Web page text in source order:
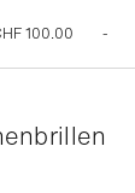
100.00